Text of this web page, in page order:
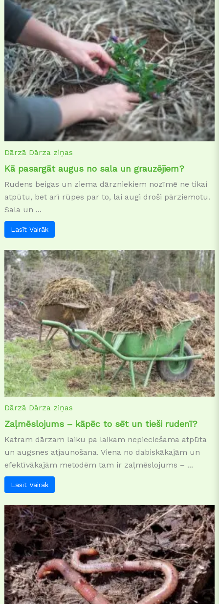
Dārzā Dārza ziņas
Kā pasargāt augus no sala un grauzējiem?
Rudens beigas un ziema dārzniekiem nozīmē ne tikai
atpūtu, bet arī rūpes par to, lai augi droši pārziemotu.
Sala un ...
Lasīt Vairāk
Dārzā Dārza ziņas
Zaļmēslojums – kāpēc to sēt un tieši rudenī?
Katram dārzam laiku pa laikam nepieciešama atpūta
un augsnes atjaunošana. Viena no dabiskākajām un
efektīvākajām metodēm tam ir zaļmēslojums – ...
Lasīt Vairāk